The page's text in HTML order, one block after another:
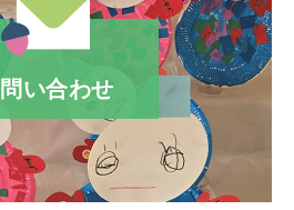
い合わせ